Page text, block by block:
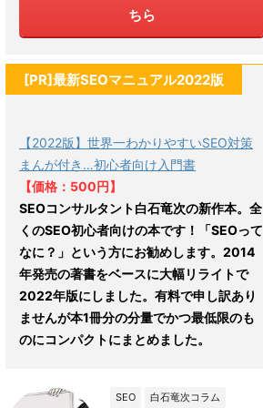
ちら
[PR]最新SEOマニュアル2022版
【2022版】世界一わかりやすいSEO対策
まんが付き…初心者向け入門書
【価格：500円】
SEOコンサルタント白石竜次の新作本。全
くのSEO初心者向けの本です！「SEOって
なに？」という方にお勧めします。2014
年発売の著書をベースに大幅リライトで
2022年版にしました。有料で申し訳あり
ませんが本1冊分の分量でかつ最低限のも
のにコンパクトにまとめました。
SEO 白石竜次コラム